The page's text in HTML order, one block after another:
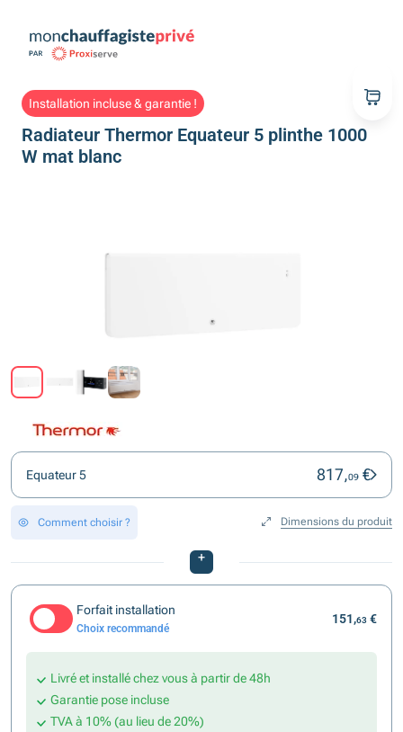
Installation incluse & garantie !
Radiateur Thermor Equateur 5 plinthe 1000
W mat blanc
Equateur 5 817,09 €
Comment choisir ? Dimensions du produit
+
Forfait installation
Choix recommandé
151,63 €
Livré et installé chez vous à partir de 48h
Garantie pose incluse
TVA à 10% (au lieu de 20%)